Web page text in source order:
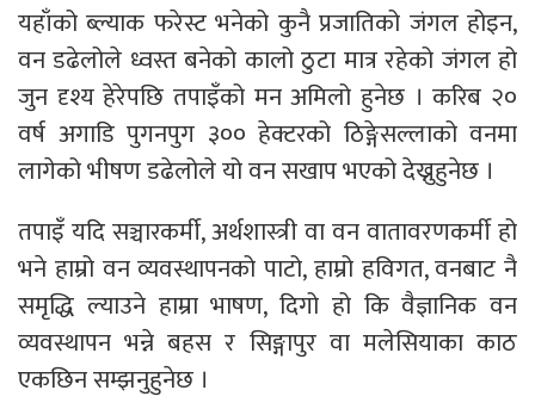
यहाँको ब्ल्याक फरेस्ट भनेको कुनै प्रजातिको जंगल होइन,
वन डढेलोले ध्वस्त बनेको कालो ठुटा मात्र रहेको जंगल हो
जुन दृश्य हेरेपछि तपाइँको मन अमिलो हुनेछ । करिब २०
वर्ष अगाडि पुगनपुग ३०० हेक्टरको ठिङ्गेसल्लाको वनमा
लागेको भीषण डढेलोले यो वन सखाप भएको देख्नुहुनेछ ।
तपाइँ यदि सञ्चारकर्मी, अर्थशास्त्री वा वन वातावरणकर्मी हो
भने हाम्रो वन व्यवस्थापनको पाटो, हाम्रो हविगत, वनबाट नै
समृद्धि ल्याउने हाम्रा भाषण, दिगो हो कि वैज्ञानिक वन
व्यवस्थापन भन्ने बहस र सिङ्गापुर वा मलेसियाका काठ
एकछिन सम्झनुहुनेछ ।